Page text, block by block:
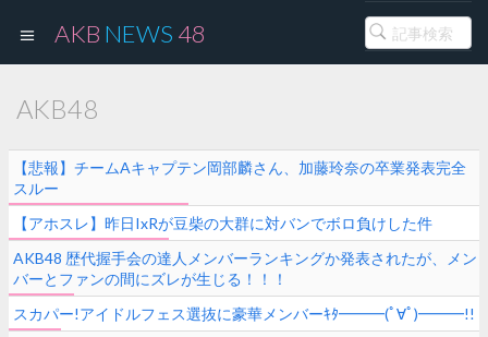
AKB NEWS 48
AKB48
【悲報】チームAキャプテン岡部麟さん、加藤玲奈の卒業発表完全
スルー
【アホスレ】昨日IxRが豆柴の大群に対バンでボロ負けした件
AKB48 歴代握手会の達人メンバーランキングか発表されたが、メン
バーとファンの間にズレが生じる！！！
スカパー!アイドルフェス選抜に豪華メンバーｷﾀ━━━(ﾟ∀ﾟ)━━━!!